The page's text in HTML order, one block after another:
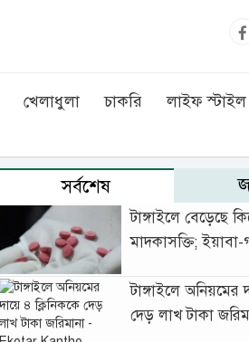
খেলাধুলা চাকরি
লাইফ স্টাইল
সর্বশেষ
টাঙ্গাইলে বেড়েছে
মাদকাসক্তি;
টাঙ্গাইলে অনিয়মের
দেড় লাখ টাকা